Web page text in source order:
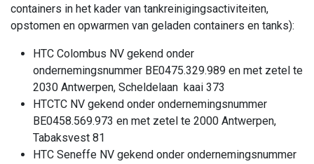
containers in het kader van tankreinigingsactiviteiten,
opstomen en opwarmen van geladen containers en tanks):
HTC Colombus NV gekend onder
ondernemingsnummer BE0475.329.989 en met zetel te
2030 Antwerpen, Scheldelaan kaai 373
HTCTC NV gekend onder ondernemingsnummer
BE0458.569.973 en met zetel te 2000 Antwerpen,
Tabaksvest 81
HTC Seneffe NV gekend onder ondernemingsnummer